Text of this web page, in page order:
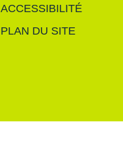
ACCESSIBILITÉ
PLAN DU SITE